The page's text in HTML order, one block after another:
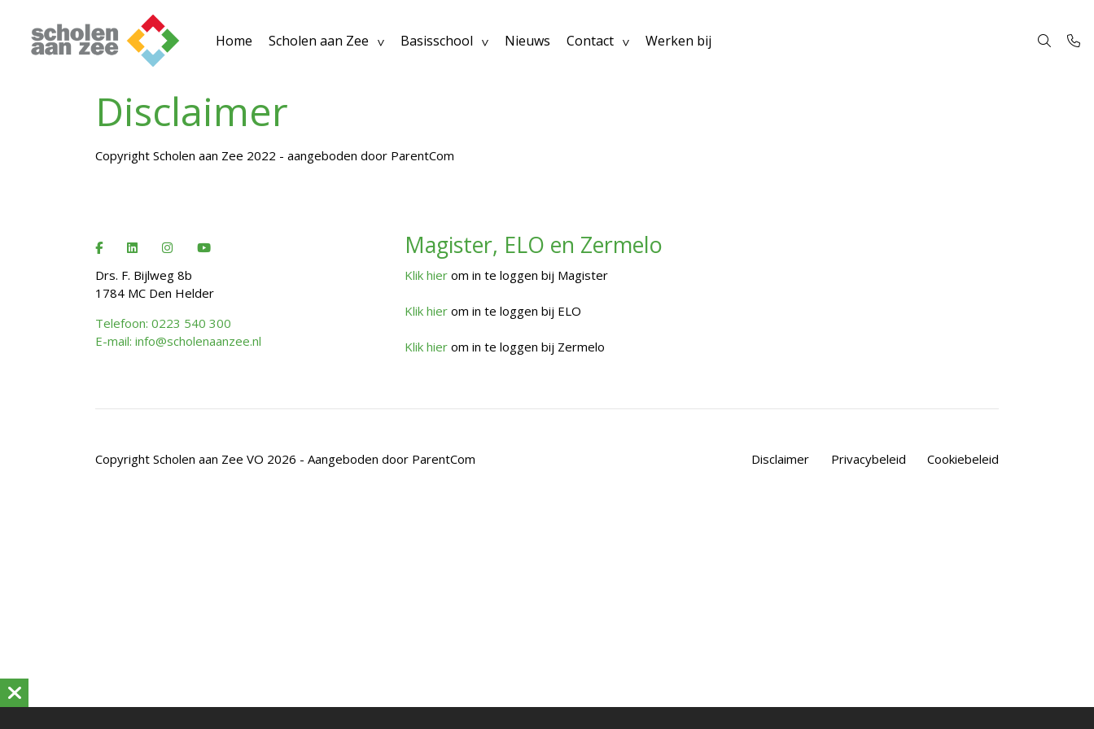
Home Scholen aan Zee Basisschool Nieuws Contact Werken bij
Disclaimer
Copyright Scholen aan Zee 2022 - aangeboden door ParentCom
Drs. F. Bijlweg 8b
1784 MC Den Helder
Telefoon: 0223 540 300
E-mail: info@scholenaanzee.nl
Magister, ELO en Zermelo
Klik hier om in te loggen bij Magister
Klik hier om in te loggen bij ELO
Klik hier om in te loggen bij Zermelo
Copyright Scholen aan Zee VO 2026 - Aangeboden door ParentCom Disclaimer Privacybeleid Cookiebeleid